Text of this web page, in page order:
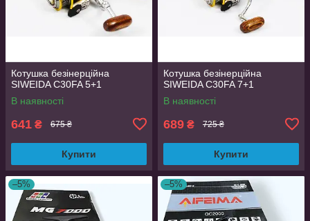
Котушка безінерційна
SIWEIDA C30FA 5+1
В наявності
641 ₴ 675 ₴
Купити
Котушка безінерційна
SIWEIDA C30FA 7+1
В наявності
689 ₴ 725 ₴
Купити
–5% –5%